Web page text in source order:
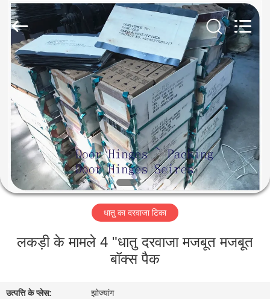
घर
उत्पादों
वीडियो
हमारे
बारे
2026
PingHu
HongFengDa
Hardware
Factory.
Rights
Reserved.
धातु का दरवाजा टिका
लकड़ी के मामले 4 "धातु दरवाजा मजबूत मजबूत
बॉक्स पैक
उत्पत्ति के प्लेस: झोज्यांग